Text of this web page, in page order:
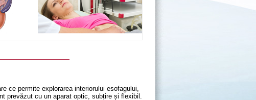
ce permite explorarea interiorului esofagului,
prevăzut cu un aparat optic, subțire și flexibil.